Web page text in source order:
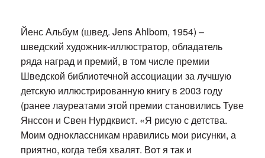
Йенс Альбум (швед. Jens Ahlbom, 1954) –
шведский художник-иллюстратор, обладатель
ряда наград и премий, в том числе премии
Шведской библиотечной ассоциации за лучшую
детскую иллюстрированную книгу в 2003 году
(ранее лауреатами этой премии становились Туве
Янссон и Свен Нурдквист. «Я рисую с детства.
Моим одноклассникам нравились мои рисунки, а
приятно, когда тебя хвалят. Вот я так и